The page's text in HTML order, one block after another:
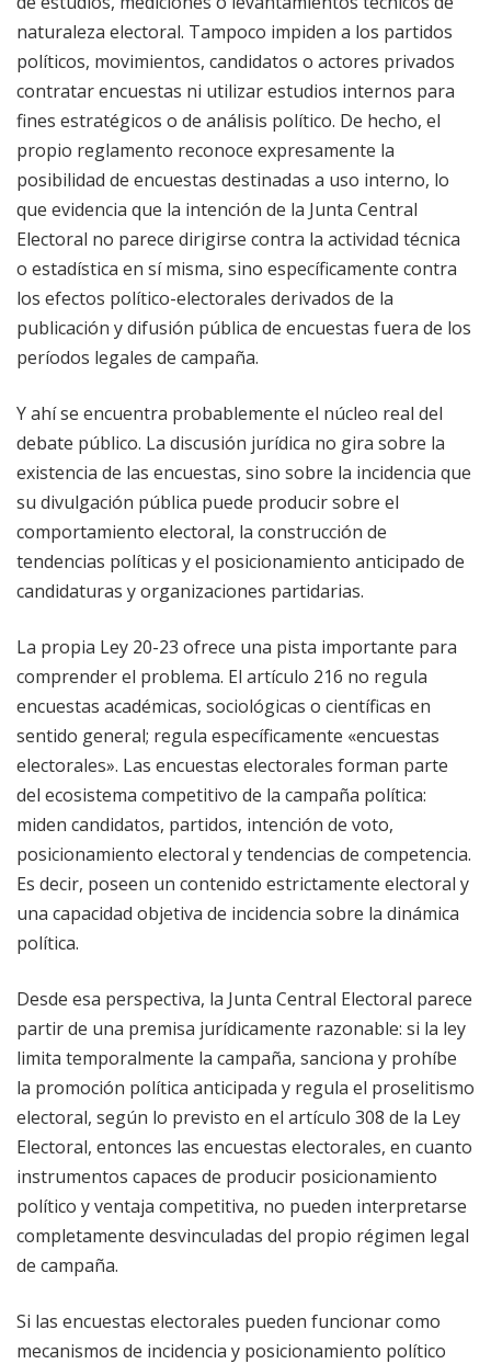
naturaleza electoral. Tampoco impiden a los partidos
políticos, movimientos, candidatos o actores privados
contratar encuestas ni utilizar estudios internos para
fines estratégicos o de análisis político. De hecho, el
propio reglamento reconoce expresamente la
posibilidad de encuestas destinadas a uso interno, lo
que evidencia que la intención de la Junta Central
Electoral no parece dirigirse contra la actividad técnica
o estadística en sí misma, sino específicamente contra
los efectos político-electorales derivados de la
publicación y difusión pública de encuestas fuera de los
períodos legales de campaña.
Y ahí se encuentra probablemente el núcleo real del
debate público. La discusión jurídica no gira sobre la
existencia de las encuestas, sino sobre la incidencia que
su divulgación pública puede producir sobre el
comportamiento electoral, la construcción de
tendencias políticas y el posicionamiento anticipado de
candidaturas y organizaciones partidarias.
La propia Ley 20-23 ofrece una pista importante para
comprender el problema. El artículo 216 no regula
encuestas académicas, sociológicas o científicas en
sentido general; regula específicamente «encuestas
electorales». Las encuestas electorales forman parte
del ecosistema competitivo de la campaña política:
miden candidatos, partidos, intención de voto,
posicionamiento electoral y tendencias de competencia.
Es decir, poseen un contenido estrictamente electoral y
una capacidad objetiva de incidencia sobre la dinámica
política.
Desde esa perspectiva, la Junta Central Electoral parece
partir de una premisa jurídicamente razonable: si la ley
limita temporalmente la campaña, sanciona y prohíbe
la promoción política anticipada y regula el proselitismo
electoral, según lo previsto en el artículo 308 de la Ley
Electoral, entonces las encuestas electorales, en cuanto
instrumentos capaces de producir posicionamiento
político y ventaja competitiva, no pueden interpretarse
completamente desvinculadas del propio régimen legal
de campaña.
Si las encuestas electorales pueden funcionar como
mecanismos de incidencia y posicionamiento político